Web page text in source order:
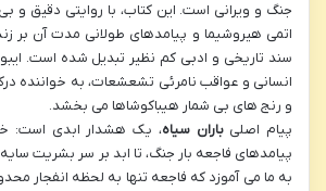
جنگ و ویرانی است. این کتاب، با روایتی دقیق و بی
اتمی هیروشیما و پیامدهای طولانی مدت آن بر
سند تاریخی و ادبی کم نظیر تبدیل شده است.
انسانی و عواقب نامرئی تشعشعات، به خواننده
و رنج های بی شمار هیباکوشاها می بخشد.
پیام اصلیباران سیاه، یک هشدار ابدی است:
پیامدهای فاجعه بار جنگ، تا ابد بر سر بشریت
به ما می آموزد که فاجعه تنها به لحظه انفجار